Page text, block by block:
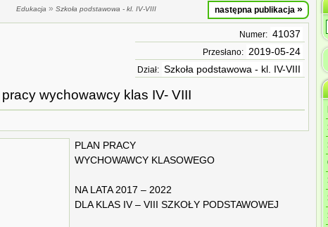
Edukacja » Szkoła podstawowa - kl. IV-VIII następna publikacja »
Numer: 41037
Przesłano: 2019-05-24
Dział: Szkoła podstawowa - kl. IV-VIII
wychowawcy klas IV- VIII
PLAN PRACY
WYCHOWAWCY KLASOWEGO
NA LATA 2017 – 2022
DLA KLAS IV – VIII SZKOŁY PODSTAWOWEJ